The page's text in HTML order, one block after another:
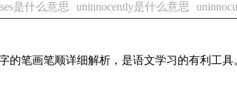
是什么意思 uninnocently是什么意思
笔画笔顺详细解析，是语文学习的有利工具